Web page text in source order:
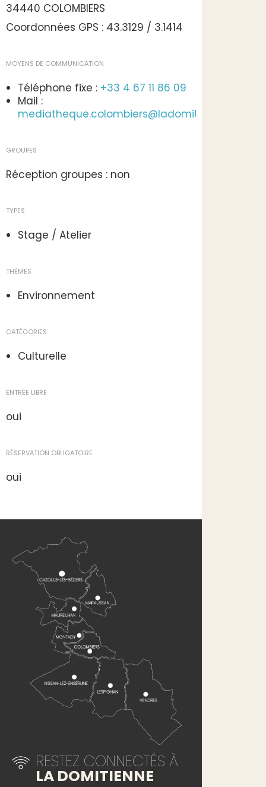
34440 COLOMBIERS
Coordonnées GPS : 43.3129 / 3.1414
MOYENS DE COMMUNICATION
Téléphone fixe : +33 4 67 11 86 09
Mail :
mediatheque.colombiers@ladomitienne.com
GROUPES
Réception groupes : non
TYPES
Stage / Atelier
THÈMES
Environnement
CATÉGORIES
Culturelle
ENTRÉE LIBRE
oui
RÉSERVATION OBLIGATOIRE
oui
RESTEZ CONNECTÉS À
LA DOMITIENNE